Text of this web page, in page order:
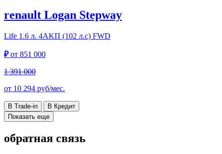
renault Logan Stepway
Life 1.6 л. 4АKП (102 л.с) FWD
₽от 851 000
1 391 000
от 10 294 руб/мес.
В Trade-in
В Кредит
Показать еще
обратная связь